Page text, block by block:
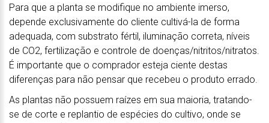
Para que a planta se modifique no ambiente imerso,
depende exclusivamente do cliente cultivá-la de forma
adequada, com substrato fértil, iluminação correta, níveis
de CO2, fertilização e controle de doenças/nitritos/nitratos.
É importante que o comprador esteja ciente destas
diferenças para não pensar que recebeu o produto errado.
As plantas não possuem raízes em sua maioria, tratando-
se de corte e replantio de espécies do cultivo, onde se